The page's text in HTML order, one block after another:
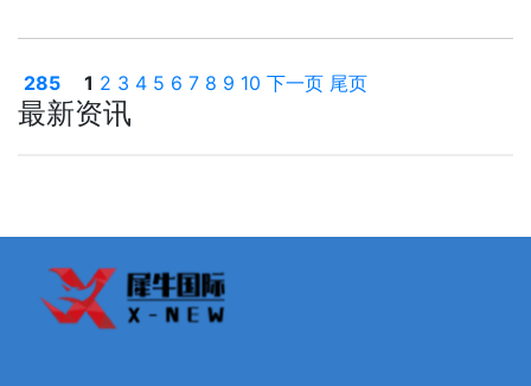
285 1 2 3 4 5 6 7 8 9 10 下一页 尾页
最新资讯